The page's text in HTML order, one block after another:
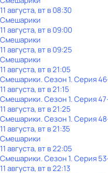
11 августа, вт в 08:30
Смешарики
11 августа, вт в 09:00
Смешарики
11 августа, вт в 09:25
Смешарики
11 августа, вт в 21:05
Смешарики. Сезон 1. Серия
11 августа, вт в 21:15
Смешарики. Сезон 1. Серия
11 августа, вт в 21:25
Смешарики. Сезон 1. Серия
11 августа, вт в 21:35
Смешарики
11 августа, вт в 22:05
Смешарики. Сезон 1. Серия
11 августа, вт в 22:13